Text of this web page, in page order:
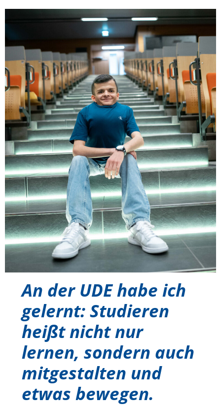
An der UDE habe ich
gelernt: Studieren
heißt nicht nur
lernen, sondern auch
mitgestalten und
etwas bewegen.